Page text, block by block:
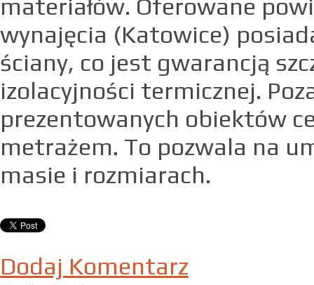
materiałów. Oferowane
wynajęcia (Katowice)
ściany, co jest gwarancją
izolacyjności termicznej.
prezentowanych obiektów
metrażem. To pozwala na
masie i rozmiarach.
Dodaj Komentarz